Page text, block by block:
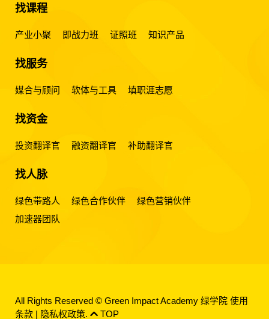
找课程
产业小聚 即战力班 证照班 知识产品
找服务
媒合与顾问 软体与工具 填职涯志愿
找资金
投资翻译官 融资翻译官 补助翻译官
找人脉
绿色带路人 绿色合作伙伴
绿色营销伙伴
加速器团队
All Rights Reserved © Green Impact Academy 绿学院 使用
条款 | 隐私权政策. TOP